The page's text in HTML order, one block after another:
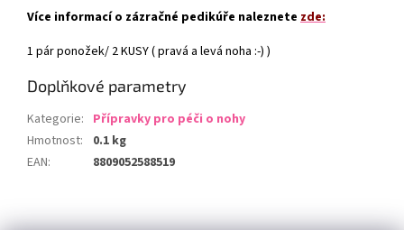
Více informací o zázračné pedikúře naleznete zde:
1 pár ponožek/ 2 KUSY ( pravá a levá noha :-) )
Doplňkové parametry
Kategorie: Přípravky pro péči o nohy
Hmotnost:
0.1 kg
EAN: 8809052588519